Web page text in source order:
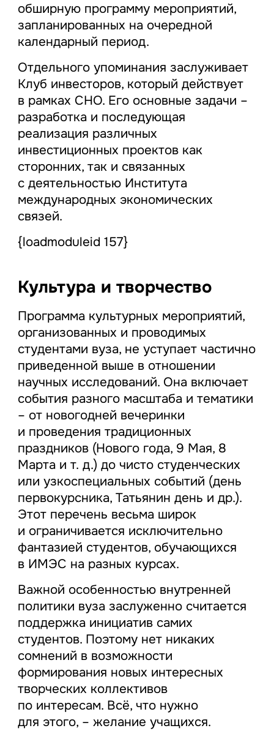
обширную программу мероприятий,
запланированных на очередной
календарный период.
Отдельного упоминания заслуживает
Клуб инвесторов, который действует
в рамках СНО. Его основные задачи –
разработка и последующая
реализация различных
инвестиционных проектов как
сторонних, так и связанных
с деятельностью Института
международных экономических
связей.
{loadmoduleid 157}
Культура и творчество
Программа культурных мероприятий,
организованных и проводимых
студентами вуза, не уступает частично
приведенной выше в отношении
научных исследований. Она включает
события разного масштаба и тематики
– от новогодней вечеринки
и проведения традиционных
праздников (Нового года, 9 Мая, 8
Марта и т. д.) до чисто студенческих
или узкоспециальных событий (день
первокурсника, Татьянин день и др.).
Этот перечень весьма широк
и ограничивается исключительно
фантазией студентов, обучающихся
в ИМЭС на разных курсах.
Важной особенностью внутренней
политики вуза заслуженно считается
поддержка инициатив самих
студентов. Поэтому нет никаких
сомнений в возможности
формирования новых интересных
творческих коллективов
по интересам. Всё, что нужно
для этого, – желание учащихся.